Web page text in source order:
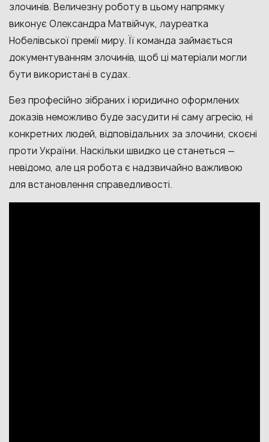
злочинів. Величезну роботу в цьому напрямку
виконує Олександра Матвійчук, лауреатка
Нобелівської премії миру. Її команда займається
документуванням злочинів, щоб ці матеріали могли
бути використані в судах.
Без професійно зібраних і юридично оформлених
доказів неможливо буде засудити ні саму агресію, ні
конкретних людей, відповідальних за злочини, скоєні
проти України. Наскільки швидко це станеться —
невідомо, але ця робота є надзвичайно важливою
для встановлення справедливості.